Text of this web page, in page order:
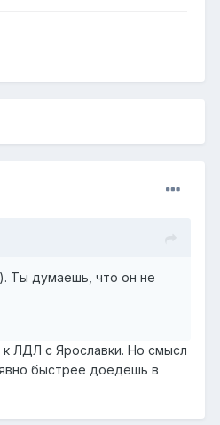
Ты думаешь, что он не
ЛДЛ с Ярославки. Но смысл
быстрее доедешь в